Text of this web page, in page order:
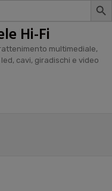
Hi-Fi
multimediale,
cavi, giradischi e video